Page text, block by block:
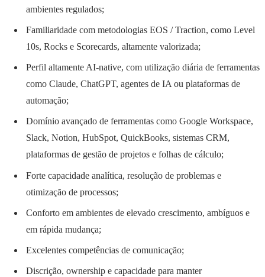
ambientes regulados;
Familiaridade com metodologias EOS / Traction, como Level
10s, Rocks e Scorecards, altamente valorizada;
Perfil altamente AI-native, com utilização diária de ferramentas
como Claude, ChatGPT, agentes de IA ou plataformas de
automação;
Domínio avançado de ferramentas como Google Workspace,
Slack, Notion, HubSpot, QuickBooks, sistemas CRM,
plataformas de gestão de projetos e folhas de cálculo;
Forte capacidade analítica, resolução de problemas e
otimização de processos;
Conforto em ambientes de elevado crescimento, ambíguos e
em rápida mudança;
Excelentes competências de comunicação;
Discrição, ownership e capacidade para manter